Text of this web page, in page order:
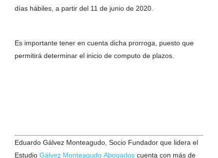
días hábiles, a partir del 11 de junio de 2020.
Es importante tener en cuenta dicha prorroga, puesto que
permitirá determinar el inicio de computo de plazos.
Eduardo Gálvez Monteagudo, Socio Fundador que lidera el
Estudio Gálvez Monteagudo Abogados cuenta con más de